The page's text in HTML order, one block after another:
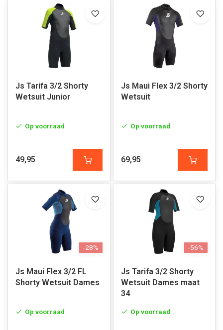
Js Tarifa 3/2 Shorty
Wetsuit Junior
Op voorraad
49,95
Js Maui Flex 3/2 Shorty
Wetsuit
Op voorraad
69,95
-28%
Js Maui Flex 3/2 FL
Shorty Wetsuit Dames
Op voorraad
-56%
Js Tarifa 3/2 Shorty
Wetsuit Dames maat
34
Op voorraad